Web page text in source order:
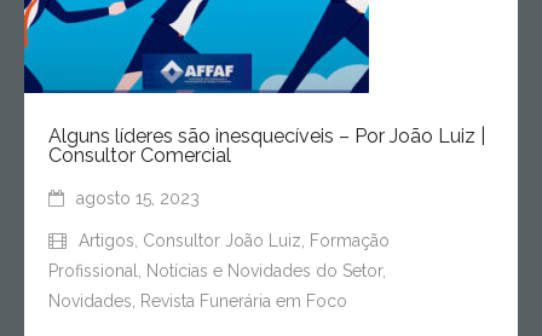
Alguns líderes são inesquecíveis – Por João Luiz |
Consultor Comercial
agosto 15, 2023
Artigos Consultor João Luiz
Formação
Profissional
Notícias e Novidades do Setor,
Novidades
Revista Funerária em Foco